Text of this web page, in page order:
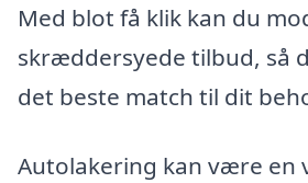
Med blot få klik kan du
skræddersyede tilbud, så
det beste match til dit
Autolakering kan være en